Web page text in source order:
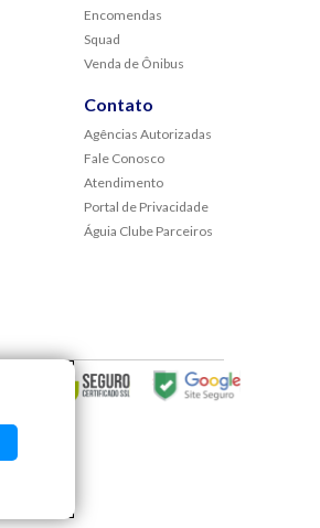
Encomendas
Squad
Venda de Ônibus
Contato
Agências Autorizadas
Fale Conosco
Atendimento
Portal de Privacidade
Águia Clube Parceiros